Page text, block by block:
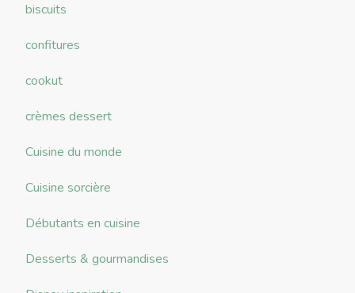
biscuits
confitures
cookut
crèmes dessert
Cuisine du monde
Cuisine sorcière
Débutants en cuisine
Desserts & gourmandises